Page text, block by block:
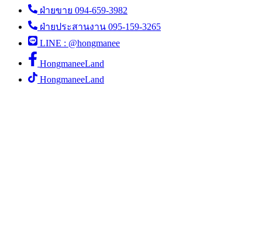
ฝ่ายขาย 094-659-3982
ฝ่ายประสานงาน 095-159-3265
LINE : @hongmanee
HongmaneeLand
HongmaneeLand